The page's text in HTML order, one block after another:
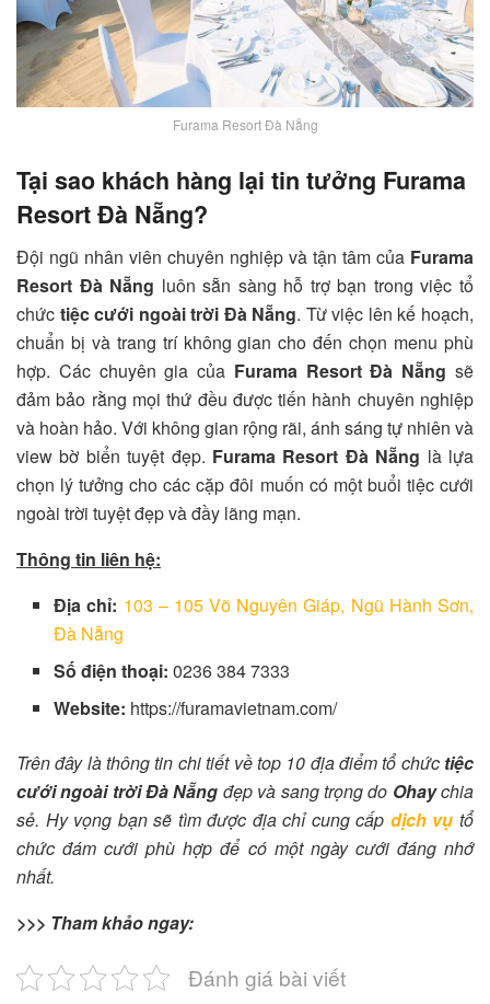
Furama Resort Đà Nẵng
Tại sao khách hàng lại tin tưởng Furama
Resort Đà Nẵng?
Đội ngũ nhân viên chuyên nghiệp và tận tâm của Furama
Resort Đà Nẵng luôn sẵn sàng hỗ trợ bạn trong việc tổ
chức tiệc cưới ngoài trời Đà Nẵng. Từ việc lên kế hoạch,
chuẩn bị và trang trí không gian cho đến chọn menu phù
hợp. Các chuyên gia của Furama Resort Đà Nẵng sẽ
đảm bảo rằng mọi thứ đều được tiến hành chuyên nghiệp
và hoàn hảo. Với không gian rộng rãi, ánh sáng tự nhiên và
view bờ biển tuyệt đẹp. Furama Resort Đà Nẵng là lựa
chọn lý tưởng cho các cặp đôi muốn có một buổi tiệc cưới
ngoài trời tuyệt đẹp và đầy lãng mạn.
Thông tin liên hệ:
Địa chỉ: 103 – 105 Võ Nguyên Giáp, Ngũ Hành Sơn,
Đà Nẵng
Số điện thoại: 0236 384 7333
Website: https://furamavietnam.com/
Trên đây là thông tin chi tiết về top 10 địa điểm tổ chứctiệc
cưới ngoài trời Đà Nẵng đẹp và sang trọng do Ohaychia
sẻ. Hy vọng bạn sẽ tìm được địa chỉ cung cấp dịch vụ tổ
chức đám cưới phù hợp để có một ngày cưới đáng nhớ
nhất.
>>> Tham khảo ngay:
Đánh giá bài viết